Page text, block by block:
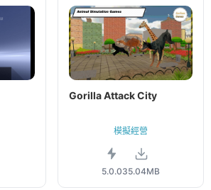
Gorilla Attack City
模擬經營
5.0.035.04MB